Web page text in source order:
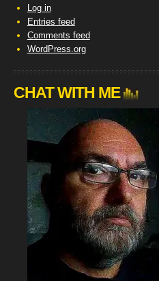
Log in
Entries feed
Comments feed
WordPress.org
CHAT WITH ME